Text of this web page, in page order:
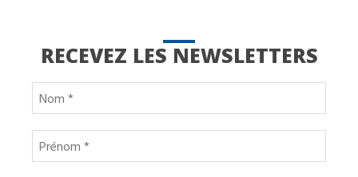
RECEVEZ LES NEWSLETTERS